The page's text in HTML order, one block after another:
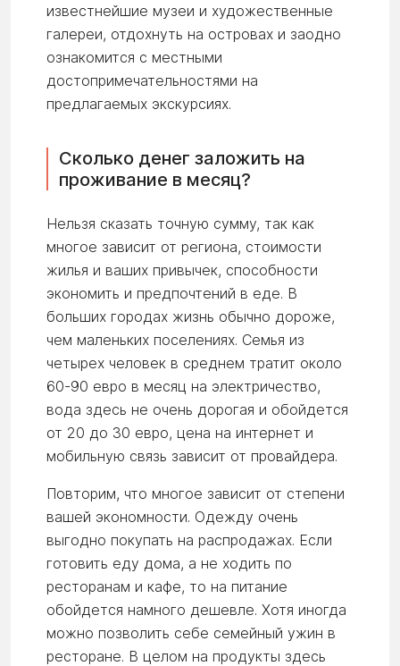
известнейшие музеи и художественные
галереи, отдохнуть на островах и заодно
ознакомится с местными
достопримечательностями на
предлагаемых экскурсиях.
Сколько денег заложить на
проживание в месяц?
Нельзя сказать точную сумму, так как
многое зависит от региона, стоимости
жилья и ваших привычек, способности
экономить и предпочтений в еде. В
больших городах жизнь обычно дороже,
чем маленьких поселениях. Семья из
четырех человек в среднем тратит около
60-90 евро в месяц на электричество,
вода здесь не очень дорогая и обойдется
от 20 до 30 евро, цена на интернет и
мобильную связь зависит от провайдера.
Повторим, что многое зависит от степени
вашей экономности. Одежду очень
выгодно покупать на распродажах. Если
готовить еду дома, а не ходить по
ресторанам и кафе, то на питание
обойдется намного дешевле. Хотя иногда
можно позволить себе семейный ужин в
ресторане. В целом на продукты здесь